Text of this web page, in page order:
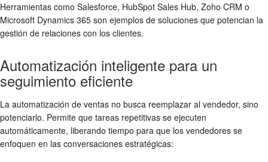
Herramientas como Salesforce, HubSpot Sales Hub, Zoho CRM o
Microsoft Dynamics 365 son ejemplos de soluciones que potencian la
gestión de relaciones con los clientes.
Automatización inteligente para un
seguimiento eficiente
La automatización de ventas no busca reemplazar al vendedor, sino
potenciarlo. Permite que tareas repetitivas se ejecuten
automáticamente, liberando tiempo para que los vendedores se
enfoquen en las conversaciones estratégicas: